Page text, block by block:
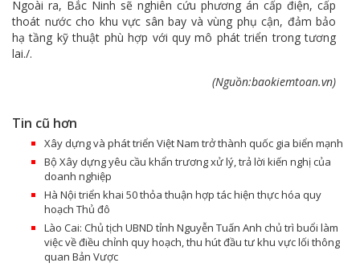
Ngoài ra, Bắc Ninh sẽ nghiên cứu phương án cấp điện, cấp
thoát nước cho khu vực sân bay và vùng phụ cận, đảm bảo
hạ tầng kỹ thuật phù hợp với quy mô phát triển trong tương
lai./.
(Nguồn:baokiemtoan.vn)
Tin cũ hơn
Xây dựng và phát triển Việt Nam trở thành quốc gia biển mạnh
Bộ Xây dựng yêu cầu khẩn trương xử lý, trả lời kiến nghị của
doanh nghiệp
Hà Nội triển khai 50 thỏa thuận hợp tác hiện thực hóa quy
hoạch Thủ đô
Lào Cai: Chủ tịch UBND tỉnh Nguyễn Tuấn Anh chủ trì buổi làm
việc về điều chỉnh quy hoạch, thu hút đầu tư khu vực lối thông
quan Bản Vược